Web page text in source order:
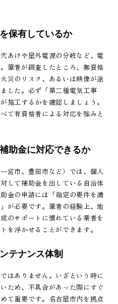
保有しているか
あけや屋外電源の分岐など、電
筆者が調査したところ、無資格
災のリスク、あるいは映像が途
した。必ず「第二種電気工事
施工するかを確認しましょう。
て有資格者による対応を強みと
助金に対応できるか
宮市、豊田市など）では、個人
して補助金を出している自治体
金の申請には「指定の要件を満
が必要です。筆者の経験上、地
のサポートに慣れている業者を
を浮かせることができます。
テナンス体制
はありません。いざという時に
ため、不具合があった際にすぐ
て重要です。名古屋市内を拠点